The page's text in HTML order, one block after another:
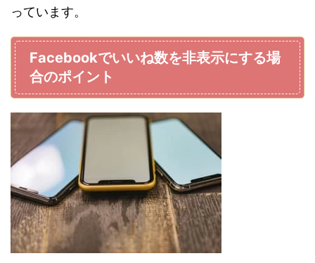
っています。
Facebookでいいね数を非表示にする場
合のポイント